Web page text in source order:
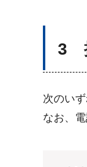
3
次のい
なお、